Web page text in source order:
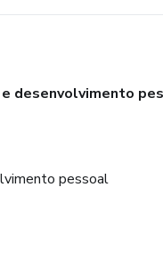
e desenvolvimento
pessoal